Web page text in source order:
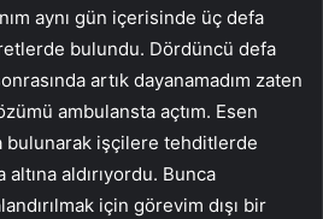
aynı gün içerisinde üç defa
bulundu. Dördüncü defa
artık dayanamadım zaten
ambulansta açtım. Esen
bulunarak işçilere tehditlerde
aldırıyordu. Bunca
için görevim dışı bir